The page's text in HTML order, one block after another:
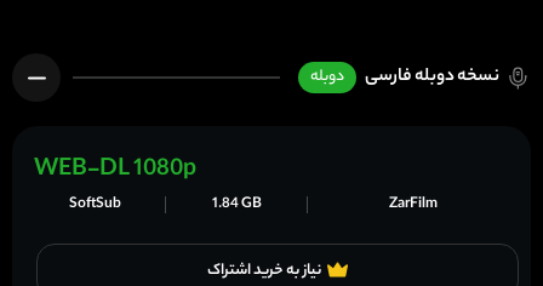
نسخه دوبله فارسی دوبله
نیاز به خرید اشتراک
ZarFilm
1.84 GB
SoftSub
WEB-DL 1080p